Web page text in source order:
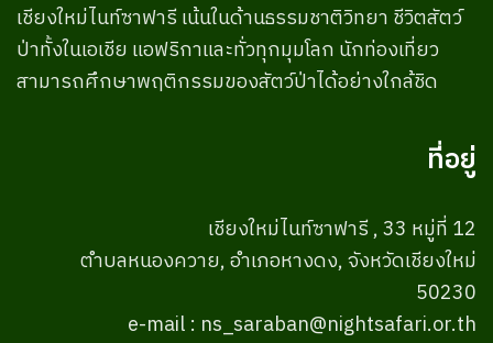
เชียงใหม่ไนท์ซาฟารี เน้นในด้านธรรมชาติวิทยา ชีวิตสัตว์
ป่าทั้งในเอเชีย แอฟริกาและทั่วทุกมุมโลก นักท่องเที่ยว
สามารถศึกษาพฤติกรรมของสัตว์ป่าได้อย่างใกล้ชิด
ที่อยู่
เชียงใหม่ไนท์ซาฟารี , 33 หมู่ที่ 12
ตำบลหนองควาย, อำเภอหางดง, จังหวัดเชียงใหม่
50230
e-mail : ns_saraban@nightsafari.or.th